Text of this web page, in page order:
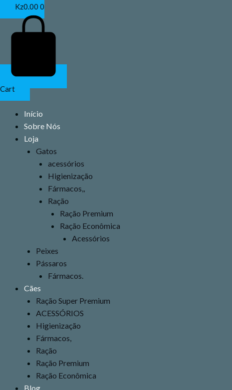
para
Kz0.00 0
Cart
Início
Sobre Nós
Loja
Gatos
acessórios
Higienização
Fármacos,,
Ração
Ração Premium
Ração Econômica
Acessórios
Peixes
Pássaros
Fármacos.
Cães
Ração Super Premium
ACESSÓRIOS
Higienização
Fármacos,
Ração
Ração Premium
Ração Econômica
Blog